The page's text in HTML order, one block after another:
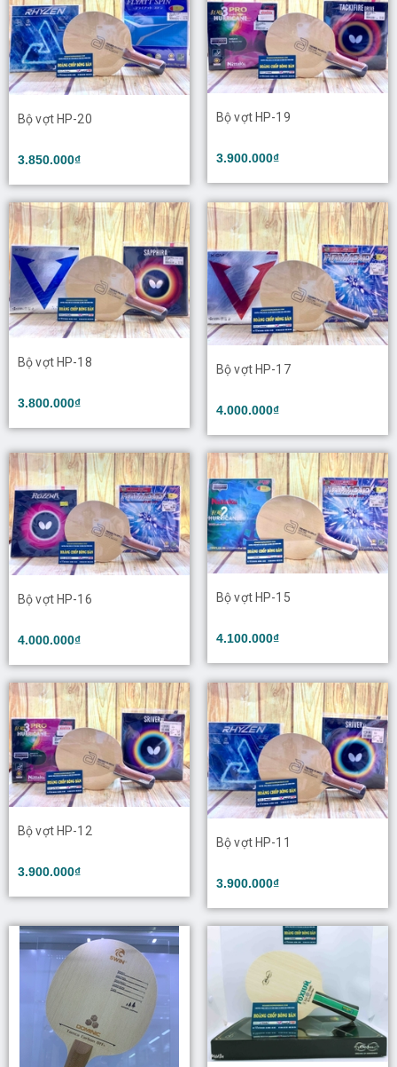
Bộ vợt HP-20
3.850.000₫
Bộ vợt HP-19
3.900.000₫
Bộ vợt HP-18
3.800.000₫
Bộ vợt HP-17
4.000.000₫
Bộ vợt HP-16
4.000.000₫
Bộ vợt HP-15
4.100.000₫
Bộ vợt HP-12
3.900.000₫
Bộ vợt HP-11
3.900.000₫